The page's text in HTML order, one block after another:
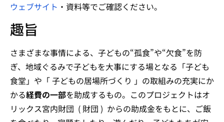
ウェブサイト ・資料等でご確認ください。
趣旨
さまざまな事情による、子どもの“孤食”や“欠食”を防
ぎ、地域ぐるみで子どもを大事にする場となる「子ども
食堂」や「 子どもの居場所づくり 」の取組みの充実にか
かる経費の一部を助成するもの。このプロジェクトはオ
リックス宮内財団 ( 財団 ) からの助成金をもとに、ご飯